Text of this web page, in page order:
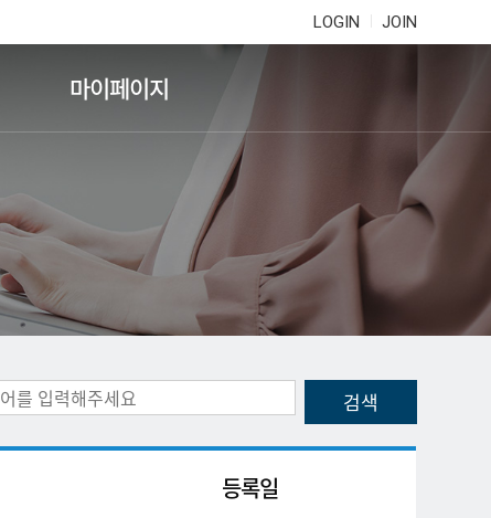
LOGIN JOIN
마이페이지
등록일